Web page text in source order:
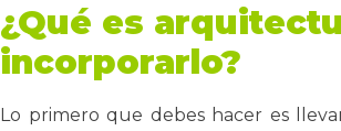
¿Qué es
incorporarlo?
Lo primero que debes hacer es